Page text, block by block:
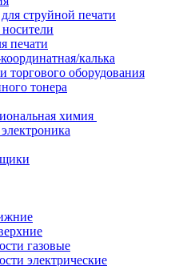
струйной печати
печати
калька
торгового оборудования
тонера
химия
газовые
электрические